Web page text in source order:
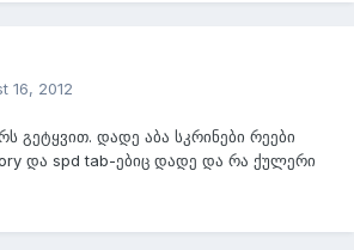
16, 2012
გეტყვით. დადე აბა სკრინები რეები
და spd tab-ებიც დადე და რა ქულერი